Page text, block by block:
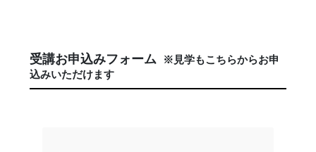
受講お申込みフォーム
※見学もこちらからお申
込みいただけます